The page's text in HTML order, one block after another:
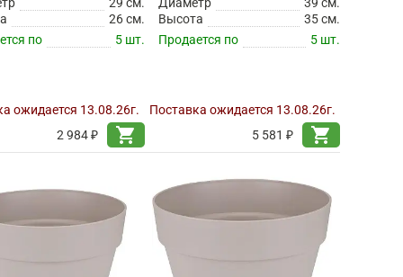
26 см.
по
5 шт.
ожидается 13.08.26г.
2 984 ₽
shopping_cart
Высота
35 см.
Продается по
5 шт.
Поставка ожидается 13.08.26г.
5 581 ₽
shopping_cart